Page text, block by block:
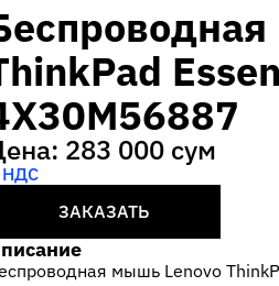
283 000 сум
НДС
ЗАКАЗАТЬ
мышь Lenovo